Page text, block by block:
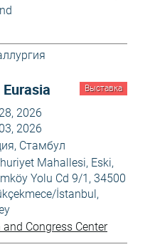
Выставка
2026
2026
Стамбул
Mahallesi, Eski,
Yolu Cd 9/1, 34500
İstanbul,
Congress Center